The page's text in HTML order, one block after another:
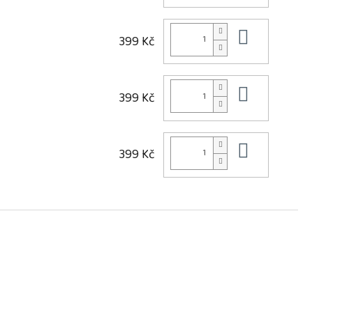
399 Kč
399 Kč
399 Kč